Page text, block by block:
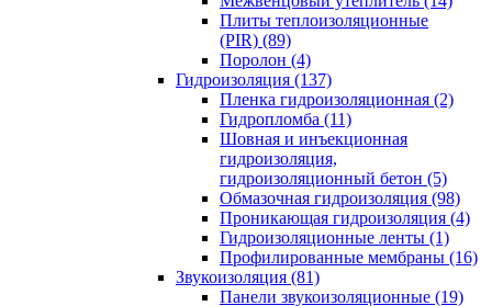
Плиты теплоизоляционные
(PIR) (89)
Поролон (4)
Гидроизоляция (137)
Пленка гидроизоляционная (2)
Гидропломба (11)
Шовная и инъекционная
гидроизоляция,
гидроизоляционный бетон (5)
Обмазочная гидроизоляция (98)
Проникающая гидроизоляция (4)
Гидроизоляционные ленты (1)
Профилированные мембраны (16)
Звукоизоляция (81)
Панели звукоизоляционные (19)